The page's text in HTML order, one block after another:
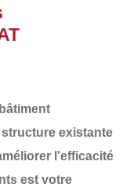
existante
l'efficacité
est votre